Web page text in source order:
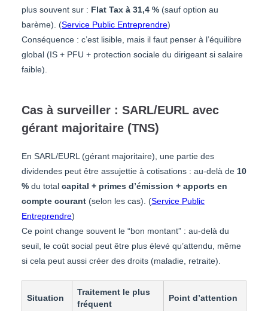
plus souvent sur : Flat Tax à 31,4 % (sauf option au
barème). (Service Public Entreprendre)
Conséquence : c’est lisible, mais il faut penser à l’équilibre
global (IS + PFU + protection sociale du dirigeant si salaire
faible).
Cas à surveiller : SARL/EURL avec
gérant majoritaire (TNS)
En SARL/EURL (gérant majoritaire), une partie des
dividendes peut être assujettie à cotisations : au-delà de 10
% du total capital + primes d’émission + apports en
compte courant (selon les cas). (Service Public
Entreprendre)
Ce point change souvent le “bon montant” : au-delà du
seuil, le coût social peut être plus élevé qu’attendu, même
si cela peut aussi créer des droits (maladie, retraite).
Situation
Traitement le plus
fréquent
Point d’attention